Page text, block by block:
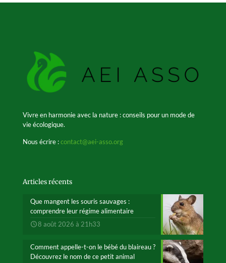
Vivre en harmonie avec la nature : conseils pour un mode de
vie écologique.
Nous écrire :contact@aei-asso.org
Articles récents
Que mangent les souris sauvages :
comprendre leur régime alimentaire
8 août 2026 à 21h33
Comment appelle-t-on le bébé du blaireau ?
Découvrez le nom de ce petit animal